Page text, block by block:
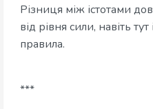
Різниця між істотами
від рівня сили, навіть
правила.
***